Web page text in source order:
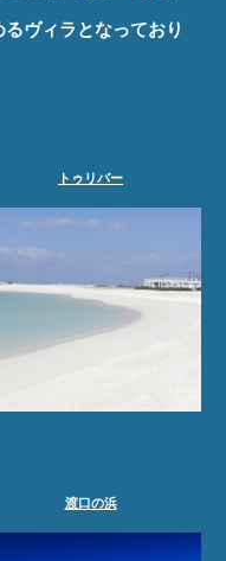
ヴィラとなっており
トゥリバー
渡口の浜